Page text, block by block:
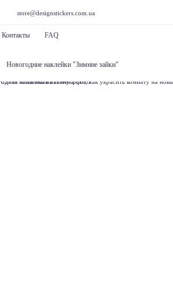
store@designstickers.com.ua
Контакты FAQ
Новогодние наклейки "Зимние зайки"